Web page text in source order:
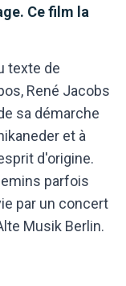
Ce film la
texte de
René Jacobs
sa démarche
et à
d'origine.
parfois
par un concert
Musik Berlin.